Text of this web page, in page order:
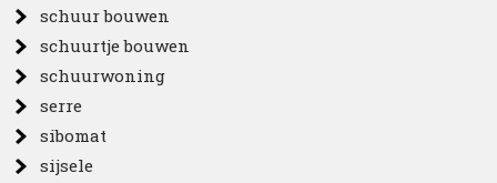
schuur bouwen
schuurtje bouwen
schuurwoning
serre
sibomat
sijsele